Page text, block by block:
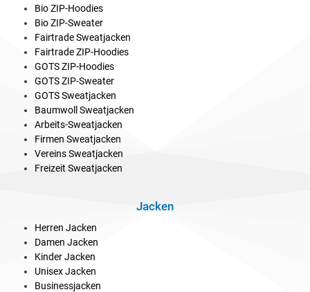
Bio ZIP-Hoodies
Bio ZIP-Sweater
Fairtrade Sweatjacken
Fairtrade ZIP-Hoodies
GOTS ZIP-Hoodies
GOTS ZIP-Sweater
GOTS Sweatjacken
Baumwoll Sweatjacken
Arbeits-Sweatjacken
Firmen Sweatjacken
Vereins Sweatjacken
Freizeit Sweatjacken
Jacken
Herren Jacken
Damen Jacken
Kinder Jacken
Unisex Jacken
Businessjacken